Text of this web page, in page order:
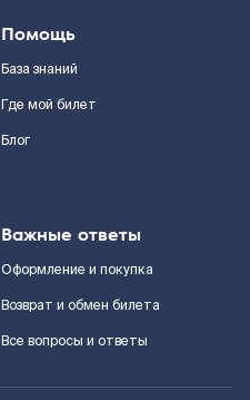
Помощь
База знаний
Где мой билет
Блог
Важные ответы
Оформление и покупка
Возврат и обмен билета
Все вопросы и ответы